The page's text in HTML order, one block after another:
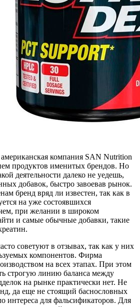
компания SAN Nutrition
продуктов именитых брендов. Но
деятельности далеко не уедешь,
добавок, быстро завоевав рынок.
бренд вряд ли известен, так как в
на уже состоявшихся
при желании в широком
и самые обычные добавки, такие
советуют в отзывах, так как у них
компонентов. Фирма
на всех этапах. При этом
строгую линию баланса между
на рынке практически нет. Не
да еще не стоящий баснословных
интереса для фальсификаторов. Для